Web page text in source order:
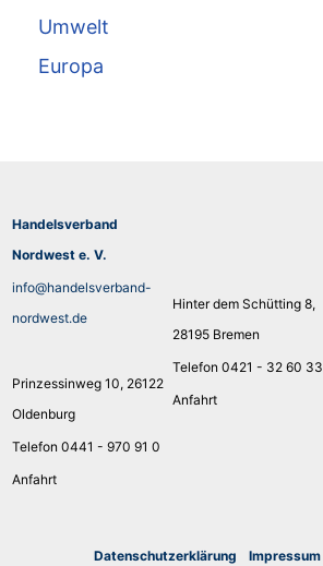
Umwelt
Europa
Handelsverband
Nordwest e. V.
info@handelsverband-
nordwest.de
Prinzessinweg 10, 26122
Oldenburg
Telefon 0441 - 970 91 0
Anfahrt
Hinter dem Schütting 8,
28195 Bremen
Telefon 0421 - 32 60 33
Anfahrt
Datenschutzerklärung Impressum